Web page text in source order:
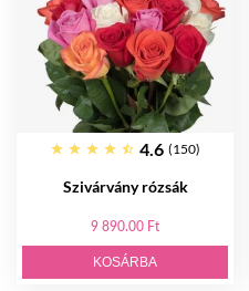
4.6 (150)
Szivárvány rózsák
9 890.00 Ft
KOSÁRBA